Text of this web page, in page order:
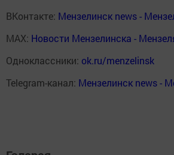
ВКонтакте: Мензелинск news -
MAX: Новости Мензелинска -
Одноклассники: ok.ru/menzelinsk
Telegram-канал: Мензелинск news -